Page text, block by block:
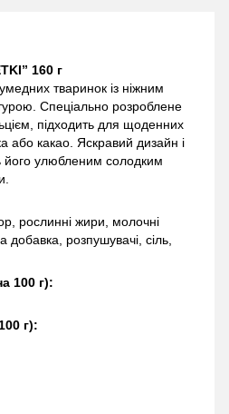
160 г
тваринок із ніжним
Спеціально розроблене
підходить для щоденних
або какао. Яскравий дизайн і
улюбленим солодким
рослинні жири, молочні
добавка, розпушувачі, сіль,
100 г):
г):